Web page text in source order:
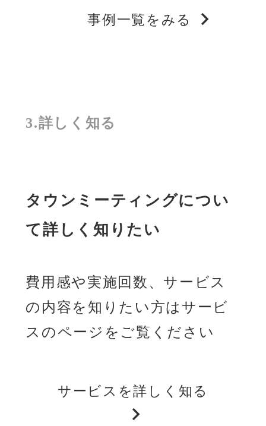
事例一覧をみる
3.詳しく知る
タウンミーティングについ
て詳しく知りたい
費用感や実施回数、サービス
の内容を知りたい方はサービ
スのページをご覧ください
サービスを詳しく知る